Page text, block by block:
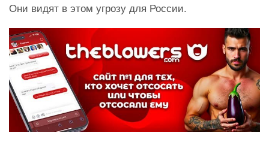
Они видят в этом угрозу для России.